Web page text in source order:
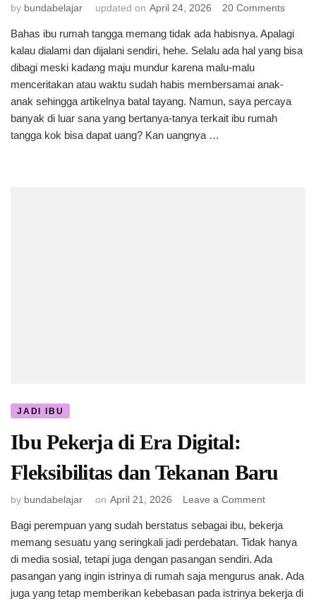
by bundabelajar updated on April 24, 2026 20 Commentson
Ibu
Bahas ibu rumah tangga memang tidak ada habisnya. Apalagi
kalau dialami dan dijalani sendiri, hehe. Selalu ada hal yang bisa
dibagi meski kadang maju mundur karena malu-malu
menceritakan atau waktu sudah habis membersamai anak-
anak sehingga artikelnya batal tayang. Namun, saya percaya
banyak di luar sana yang bertanya-tanya terkait ibu rumah
tangga kok bisa dapat uang? Kan uangnya …
JADI IBU
Ibu Pekerja di Era Digital:
Fleksibilitas dan Tekanan Baru
by bundabelajar on April 21, 2026 Leave a Commenton
Pekerja
di
Era
Digital:
Fleksibilitas
Bagi perempuan yang sudah berstatus sebagai ibu, bekerja
memang sesuatu yang seringkali jadi perdebatan. Tidak hanya
di media sosial, tetapi juga dengan pasangan sendiri. Ada
pasangan yang ingin istrinya di rumah saja mengurus anak. Ada
juga yang tetap memberikan kebebasan pada istrinya bekerja di